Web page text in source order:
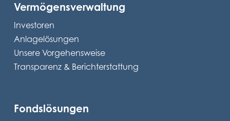
Vermögensverwaltung
Investoren
Anlagelösungen
Unsere Vorgehensweise
Transparenz & Berichterstattung
Fondslösungen